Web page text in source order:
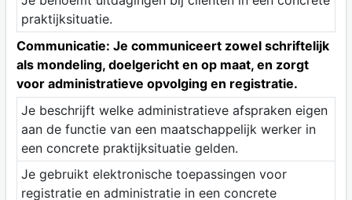
praktijksituatie.
Communicatie: Je communiceert zowel schriftelijk
als mondeling, doelgericht en op maat, en zorgt
voor administratieve opvolging en registratie.
Je beschrijft welke administratieve afspraken eigen
aan de functie van een maatschappelijk werker in
een concrete praktijksituatie gelden.
Je gebruikt elektronische toepassingen voor
registratie en administratie in een concrete